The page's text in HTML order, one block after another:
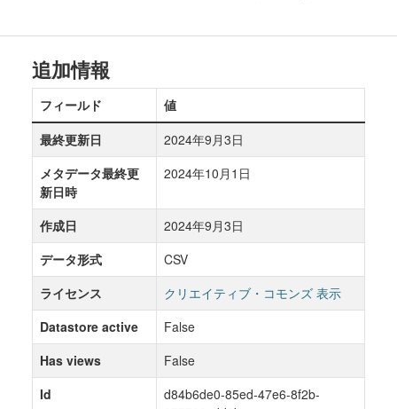
追加情報
フィールド
値
最終更新日
2024年9月3日
メタデータ最終更
新日時
2024年10月1日
作成日
2024年9月3日
データ形式
CSV
ライセンス
クリエイティブ・コモンズ 表示
Datastore active
False
Has views
False
Id
d84b6de0-85ed-47e6-8f2b-